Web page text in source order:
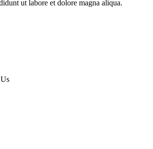
ut labore et dolore magna aliqua.